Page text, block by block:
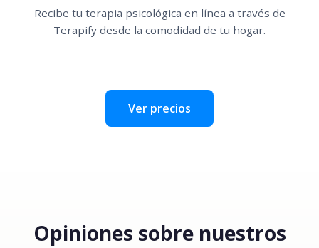
Recibe tu terapia psicológica en línea a través de
Terapify desde la comodidad de tu hogar.
Ver precios
Opiniones sobre nuestros